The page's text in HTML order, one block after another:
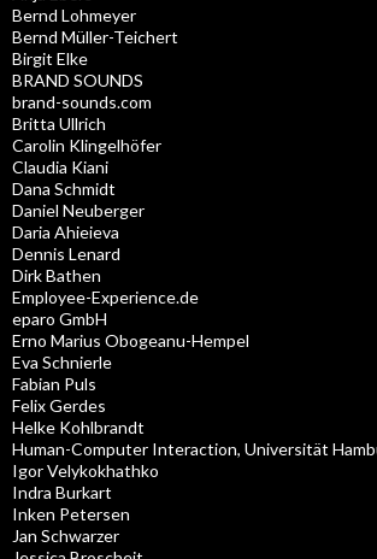
Bernd Lohmeyer
Bernd Müller-Teichert
Birgit Elke
BRAND SOUNDS
brand-sounds.com
Britta Ullrich
Carolin Klingelhöfer
Claudia Kiani
Dana Schmidt
Daniel Neuberger
Daria Ahieieva
Dennis Lenard
Dirk Bathen
Employee-Experience.de
eparo GmbH
Erno Marius Obogeanu-Hempel
Eva Schnierle
Fabian Puls
Felix Gerdes
Helke Kohlbrandt
Human-Computer Interaction, Universität
Igor Velykokhathko
Indra Burkart
Inken Petersen
Jan Schwarzer